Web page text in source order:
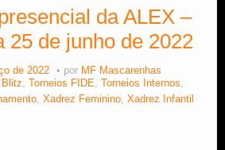
da ALEX –
25 de junho de 2022
de 2022 por MF Mascarenhas
Blitz, Torneios FIDE, Torneios Internos,
, Xadrez Feminino, Xadrez Infantil